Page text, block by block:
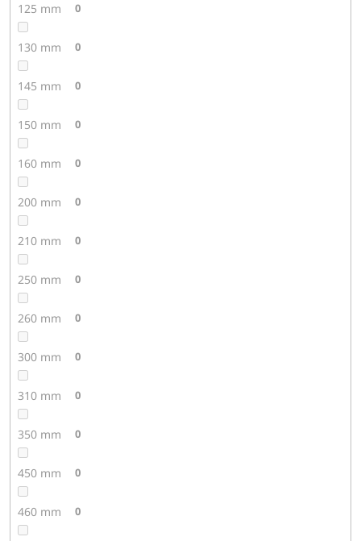
125 mm 0
130 mm 0
145 mm 0
150 mm 0
160 mm 0
200 mm 0
210 mm 0
250 mm 0
260 mm 0
300 mm 0
310 mm 0
350 mm 0
450 mm 0
460 mm 0